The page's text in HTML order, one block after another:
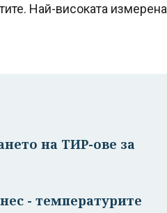
Най-високата измерена
на ТИР-ове за
- температурите